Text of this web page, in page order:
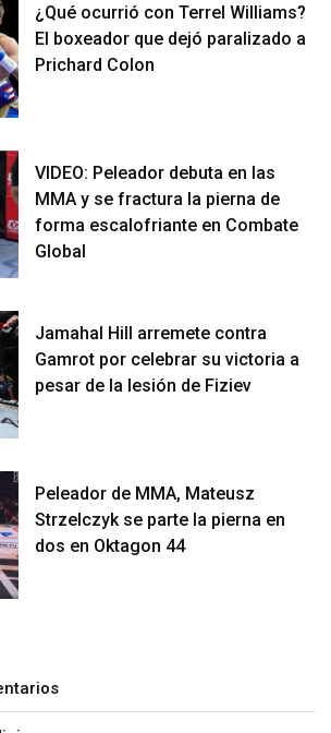
¿Qué ocurrió con Terrel Williams?
El boxeador que dejó paralizado a
Prichard Colon
VIDEO: Peleador debuta en las
MMA y se fractura la pierna de
forma escalofriante en Combate
Global
Jamahal Hill arremete contra
Gamrot por celebrar su victoria a
pesar de la lesión de Fiziev
Peleador de MMA, Mateusz
Strzelczyk se parte la pierna en
dos en Oktagon 44